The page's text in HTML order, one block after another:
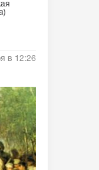
в 12:26